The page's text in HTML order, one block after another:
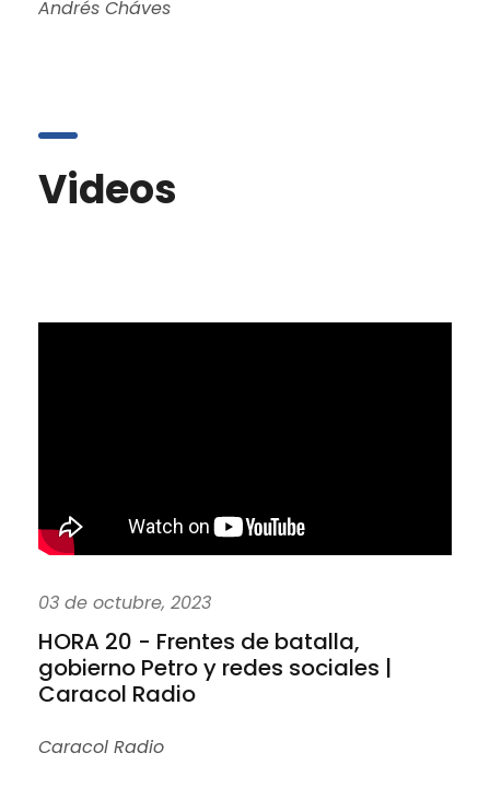
Andrés Cháves
Videos
03 de octubre, 2023
HORA 20 - Frentes de batalla,
gobierno Petro y redes sociales |
Caracol Radio
Caracol Radio